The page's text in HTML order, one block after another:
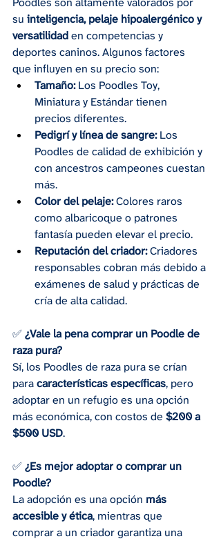
su inteligencia, pelaje hipoalergénico y
versatilidad en competencias y
deportes caninos. Algunos factores
que influyen en su precio son:
Tamaño: Los Poodles Toy,
Miniatura y Estándar tienen
precios diferentes.
Pedigrí y línea de sangre: Los
Poodles de calidad de exhibición y
con ancestros campeones cuestan
más.
Color del pelaje: Colores raros
como albaricoque o patrones
fantasía pueden elevar el precio.
Reputación del criador: Criadores
responsables cobran más debido a
exámenes de salud y prácticas de
cría de alta calidad.
✅ ¿Vale la pena comprar un Poodle de
raza pura?
Sí, los Poodles de raza pura se crían
para características específicas, pero
adoptar en un refugio es una opción
más económica, con costos de $200 a
$500 USD.
✅ ¿Es mejor adoptar o comprar un
Poodle?
La adopción es una opción más
accesible y ética, mientras que
comprar a un criador garantiza una